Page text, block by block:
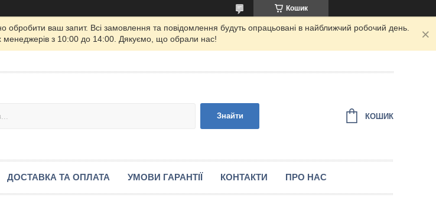
Кошик
ваш запит. Всі замовлення та повідомлення будуть опрацьовані в найближчий робочий день.
менеджерів з 10:00 до 14:00. Дякуємо, що обрали нас!
Знайти КОШИК
ДОСТАВКА ТА ОПЛАТА УМОВИ ГАРАНТІЇ КОНТАКТИ ПРО НАС